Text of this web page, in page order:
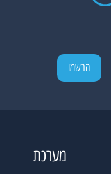
מערכת